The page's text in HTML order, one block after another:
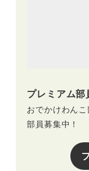
プレミアム部
おでかけわん
部員募集中！